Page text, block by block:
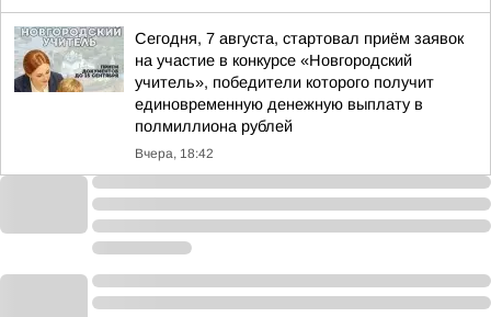
Сегодня, 7 августа, стартовал приём заявок
на участие в конкурсе «Новгородский
учитель», победители которого получит
единовременную денежную выплату в
полмиллиона рублей
Вчера, 18:42